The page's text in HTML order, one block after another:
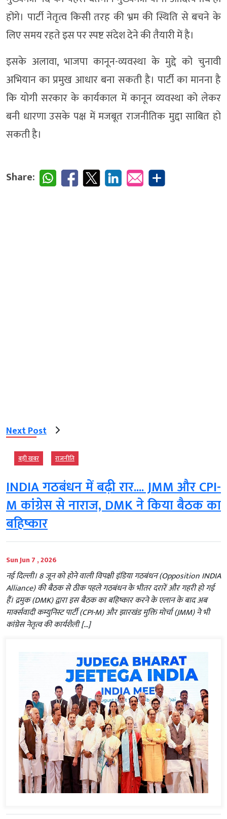
होंगे। पार्टी नेतृत्व किसी तरह की भ्रम की स्थिति से बचने के
लिए समय रहते इस पर स्पष्ट संदेश देने की तैयारी में है।
इसके अलावा, भाजपा कानून-व्यवस्था के मुद्दे को चुनावी
अभियान का प्रमुख आधार बना सकती है। पार्टी का मानना है
कि योगी सरकार के कार्यकाल में कानून व्यवस्था को लेकर
बनी धारणा उसके पक्ष में मजबूत राजनीतिक मुद्दा साबित हो
सकती है।
Share:
Next Post
बड़ी खबर राजनीति
INDIA गठबंधन में बढ़ी रार.... JMM और CPI-
M कांग्रेस से नाराज, DMK ने किया बैठक का
बहिष्कार
Sun Jun 7 , 2026
नई दिल्ली। 8 जून को होने वाली विपक्षी इंडिया गठबंधन (Opposition INDIA
Alliance) की बैठक से ठीक पहले गठबंधन के भीतर दरारें और गहरी हो गई
हैं। द्रमुक (DMK) द्वारा इस बैठक का बहिष्कार करने के एलान के बाद अब
मार्क्सवादी कम्युनिस्ट पार्टी (CPI-M) और झारखंड मुक्ति मोर्चा (JMM) ने भी
कांग्रेस नेतृत्व की कार्यशैली […]